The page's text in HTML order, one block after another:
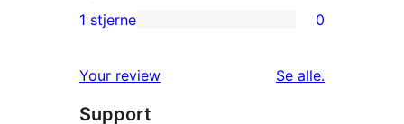
anmeldelser
2-
anmeldelser
stjernet
anmeldelser
1 stjerne 0
Your review Se alleanmeldelser
.
Support